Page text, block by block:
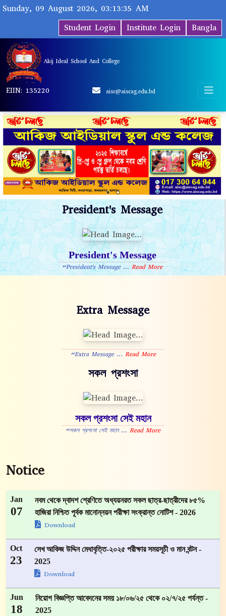
Sunday, 09 August 2026, 03:13:35 AM
Bangla
Institute Login
Student Login
Akij Ideal School And College
EIIN: 135220 aisc@aiscag.edu.bd
President's Message
President's Message
“President's Message ... Read More
Extra Message
“Extra Message ... Read More
সকল প্রশংসা
সকল প্রশংসা সেই মহান
“সকল প্রশংসা সেই মহান ... Read More
Notice
Jan
07
নবম থেকে দ্বাদশ শ্রেণিতে অধ্যয়নরত সকল ছাত্র-ছাত্রীদের ৮৫%
হাজিরা নিশ্চিত পূর্বক মানোন্নয়ন পরীক্ষা সংক্রান্ত নোটিশ - 2026
Download
Oct
23
সেখ আকিজ উদ্দিন মেধাবৃত্তি-২০২৫ পরীক্ষার সময়সূচী ও মান বন্টন -
2025
Download
Jun
18
নিয়োগ বিজ্ঞপ্তি আবেদনের সময় ১৮/০৬/২৫ থেকে ০২/৭/২৫ পর্যন্ত -
2025